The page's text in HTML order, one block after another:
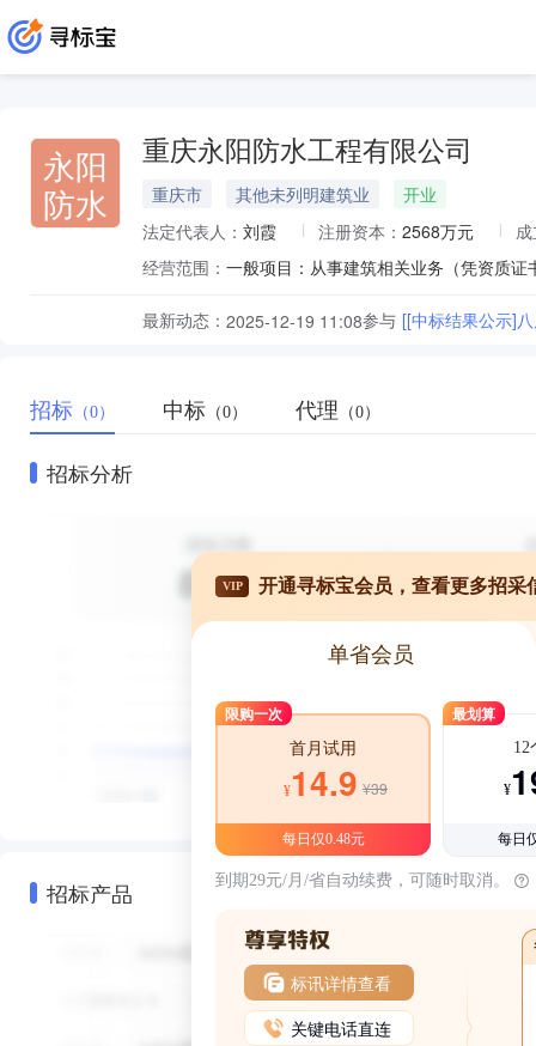
永阳
防水
重庆永阳防水工程有限公司
重庆市 其他未列明建筑业
开业
法定代表人： 刘霞 注册资本： 2568万元
经营范围：
最新动态： 2025-12-19 11:08参与 [[中标结果公示]
招标 （0） 中标 （0） 代理 （0）
招标分析
招标产品
VIP 开通寻标宝会员，查看更多招采
单省会员
限购一次
首月试用
¥14.9 ¥39
每日仅0.48元
最划算
12
¥
每日
到期29元/月/省自动续费，可随时取消。
标讯详情查看
关键电话直连